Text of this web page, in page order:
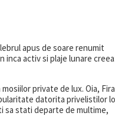
apus de soare renumit
activ si plaje lunare
private de lux. Oia,
datorita privelistilor
sa stati departe de multime,